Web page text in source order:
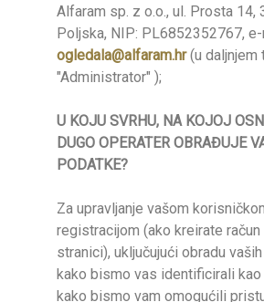
Alfaram sp. z o.o., ul. Prosta 14,
Poljska, NIP: PL6852352767,
ogledala@alfaram.hr(u daljnjem
"Administrator" );
U KOJU SVRHU, NA KOJOJ
DUGO OPERATER OBRAĐUJE
PODATKE?
Za upravljanje vašom
registracijom (ako kreirate račun
stranici), uključujući obradu
kako bismo vas identificirali
kako bismo vam omogućili